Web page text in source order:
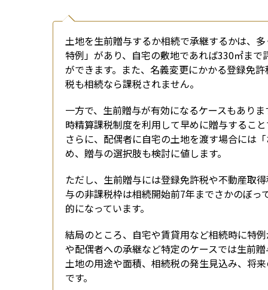
土地を生前贈与するか相続で承継するかは、
特例」があり、自宅の敷地であれば330㎡ま
ができます。また、名義変更にかかる登録免
税も相続なら課税されません。
一方で、生前贈与が有効になるケースもあり
時精算課税制度を利用して早めに贈与するこ
さらに、配偶者に自宅の土地を渡す場合には
め、贈与の選択肢も検討に値します。
ただし、生前贈与には登録免許税や不動産取
与の非課税枠は相続開始前7年までさかのぼ
的になっています。
結局のところ、自宅や賃貸用など相続時に特
や配偶者への承継など特定のケースでは生前
土地の用途や面積、相続税の発生見込み、将
です。